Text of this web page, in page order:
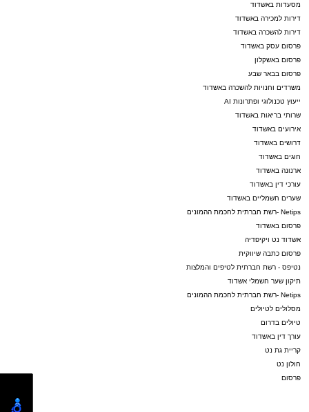
מסעדות באשדוד
דירות למכירה באשדוד
דירות להשכרה באשדוד
פרסום עסק באשדוד
פרסום באשקלון
פרסום בבאר שבע
משרדים וחנויות להשכרה באשדוד
ייעוץ טכנולוגי ופתרונות AI
שרותי בריאות באשדוד
אירועים באשדוד
דרושים באשדוד
חוגים באשדוד
ארנונה באשדוד
עורכי דין באשדוד
שערים חשמליים באשדוד
Netips -רשת חברתית לחכמת ההמונים
פרסום באשדוד
אשדוד נט ויקיפדיה
פרסום כתבה שיווקית
נטיפס - רשת חברתית לטיפים והמלצות
תיקון שער חשמלי אשדוד
Netips -רשת חברתית לחכמת ההמונים
מסלולים לטיולים
טיולים בדרום
עורך דין באשדוד
קריית גת נט
חולון נט
פרסום